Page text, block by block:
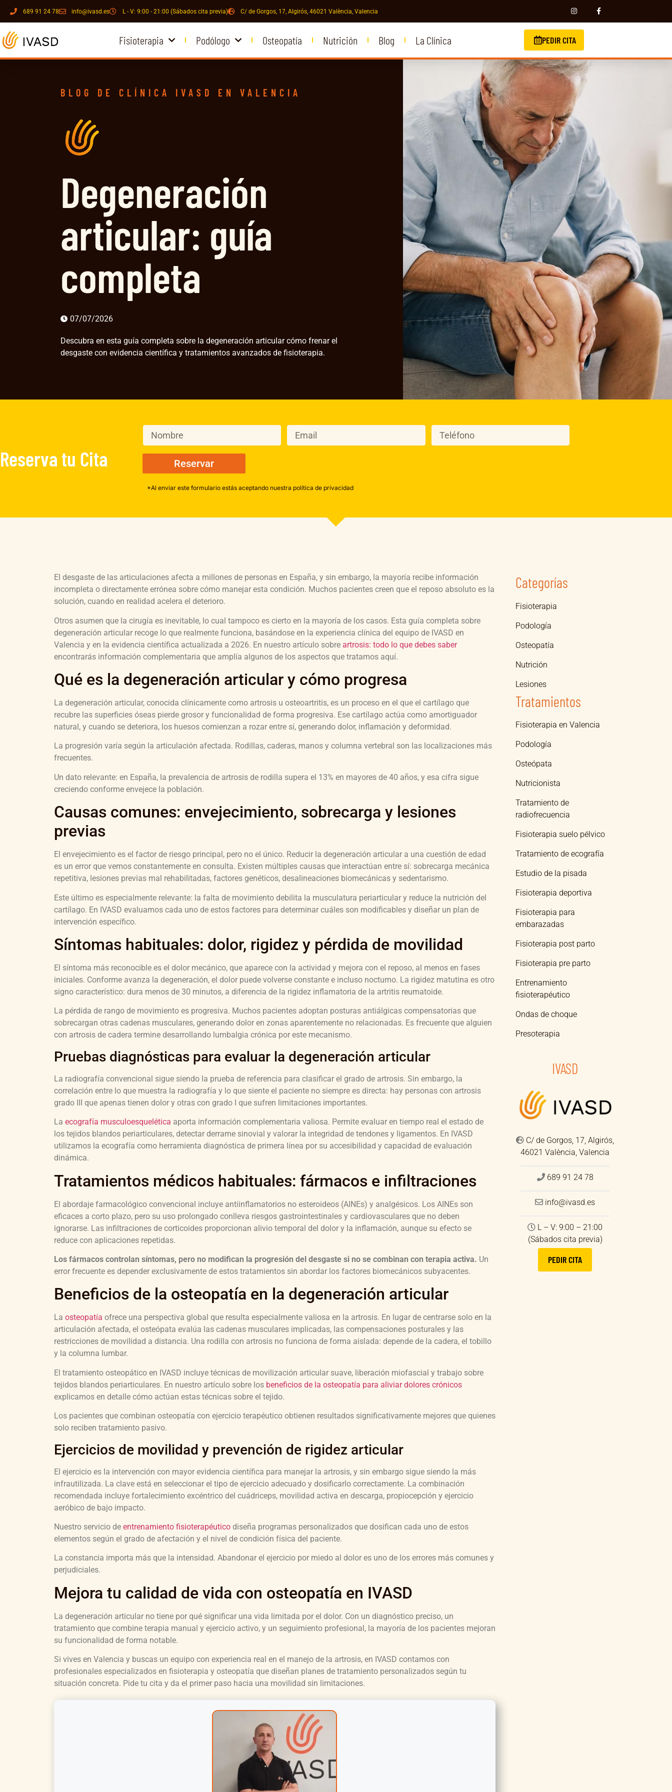
689 91 24 78 info@ivasd.es L - V: 9:00 - 21:00 (Sábados cita previa) C/ de Gorgos, 17, Algirós, 46021 València, Valencia
Fisioterapia Podólogo Osteopatía Nutrición Blog La Clínica PEDIR CITA
BLOG DE CLÍNICA IVASD EN VALENCIA
Degeneración
articular: guía
completa
07/07/2026
Descubra en esta guía completa sobre la degeneración articular cómo frenar el
desgaste con evidencia científica y tratamientos avanzados de fisioterapia.
Reserva tu Cita Reservar
*Al enviar este formulario estás aceptando nuestra política de privacidad
El desgaste de las articulaciones afecta a millones de personas en España, y sin embargo, la mayoría recibe información
incompleta o directamente errónea sobre cómo manejar esta condición. Muchos pacientes creen que el reposo absoluto es la
solución, cuando en realidad acelera el deterioro.
Otros asumen que la cirugía es inevitable, lo cual tampoco es cierto en la mayoría de los casos. Esta guía completa sobre
degeneración articular recoge lo que realmente funciona, basándose en la experiencia clínica del equipo de IVASD en
Valencia y en la evidencia científica actualizada a 2026. En nuestro artículo sobre artrosis: todo lo que debes saber
encontrarás información complementaria que amplía algunos de los aspectos que tratamos aquí.
Qué es la degeneración articular y cómo progresa
La degeneración articular, conocida clínicamente como artrosis u osteoartritis, es un proceso en el que el cartílago que
recubre las superficies óseas pierde grosor y funcionalidad de forma progresiva. Ese cartílago actúa como amortiguador
natural, y cuando se deteriora, los huesos comienzan a rozar entre sí, generando dolor, inflamación y deformidad.
La progresión varía según la articulación afectada. Rodillas, caderas, manos y columna vertebral son las localizaciones más
frecuentes.
Un dato relevante: en España, la prevalencia de artrosis de rodilla supera el 13% en mayores de 40 años, y esa cifra sigue
creciendo conforme envejece la población.
Causas comunes: envejecimiento, sobrecarga y lesiones
previas
El envejecimiento es el factor de riesgo principal, pero no el único. Reducir la degeneración articular a una cuestión de edad
es un error que vemos constantemente en consulta. Existen múltiples causas que interactúan entre sí: sobrecarga mecánica
repetitiva, lesiones previas mal rehabilitadas, factores genéticos, desalineaciones biomecánicas y sedentarismo.
Este último es especialmente relevante: la falta de movimiento debilita la musculatura periarticular y reduce la nutrición del
cartílago. En IVASD evaluamos cada uno de estos factores para determinar cuáles son modificables y diseñar un plan de
intervención específico.
Síntomas habituales: dolor, rigidez y pérdida de movilidad
El síntoma más reconocible es el dolor mecánico, que aparece con la actividad y mejora con el reposo, al menos en fases
iniciales. Conforme avanza la degeneración, el dolor puede volverse constante e incluso nocturno. La rigidez matutina es otro
signo característico: dura menos de 30 minutos, a diferencia de la rigidez inflamatoria de la artritis reumatoide.
La pérdida de rango de movimiento es progresiva. Muchos pacientes adoptan posturas antiálgicas compensatorias que
sobrecargan otras cadenas musculares, generando dolor en zonas aparentemente no relacionadas. Es frecuente que alguien
con artrosis de cadera termine desarrollando lumbalgia crónica por este mecanismo.
Pruebas diagnósticas para evaluar la degeneración articular
La radiografía convencional sigue siendo la prueba de referencia para clasificar el grado de artrosis. Sin embargo, la
correlación entre lo que muestra la radiografía y lo que siente el paciente no siempre es directa: hay personas con artrosis
grado III que apenas tienen dolor y otras con grado I que sufren limitaciones importantes.
La ecografía musculoesquelética aporta información complementaria valiosa. Permite evaluar en tiempo real el estado de
los tejidos blandos periarticulares, detectar derrame sinovial y valorar la integridad de tendones y ligamentos. En IVASD
utilizamos la ecografía como herramienta diagnóstica de primera línea por su accesibilidad y capacidad de evaluación
dinámica.
Tratamientos médicos habituales: fármacos e infiltraciones
El abordaje farmacológico convencional incluye antiinflamatorios no esteroideos (AINEs) y analgésicos. Los AINEs son
eficaces a corto plazo, pero su uso prolongado conlleva riesgos gastrointestinales y cardiovasculares que no deben
ignorarse. Las infiltraciones de corticoides proporcionan alivio temporal del dolor y la inflamación, aunque su efecto se
reduce con aplicaciones repetidas.
Los fármacos controlan síntomas, pero no modifican la progresión del desgaste si no se combinan con terapia activa. Un
error frecuente es depender exclusivamente de estos tratamientos sin abordar los factores biomecánicos subyacentes.
Beneficios de la osteopatía en la degeneración articular
La osteopatía ofrece una perspectiva global que resulta especialmente valiosa en la artrosis. En lugar de centrarse solo en la
articulación afectada, el osteópata evalúa las cadenas musculares implicadas, las compensaciones posturales y las
restricciones de movilidad a distancia. Una rodilla con artrosis no funciona de forma aislada: depende de la cadera, el tobillo
y la columna lumbar.
El tratamiento osteopático en IVASD incluye técnicas de movilización articular suave, liberación miofascial y trabajo sobre
tejidos blandos periarticulares. En nuestro artículo sobre los beneficios de la osteopatía para aliviar dolores crónicos
explicamos en detalle cómo actúan estas técnicas sobre el tejido.
Los pacientes que combinan osteopatía con ejercicio terapéutico obtienen resultados significativamente mejores que quienes
solo reciben tratamiento pasivo.
Ejercicios de movilidad y prevención de rigidez articular
El ejercicio es la intervención con mayor evidencia científica para manejar la artrosis, y sin embargo sigue siendo la más
infrautilizada. La clave está en seleccionar el tipo de ejercicio adecuado y dosificarlo correctamente. La combinación
recomendada incluye fortalecimiento excéntrico del cuádriceps, movilidad activa en descarga, propiocepción y ejercicio
aeróbico de bajo impacto.
Nuestro servicio de entrenamiento fisioterapéuticodiseña programas personalizados que dosifican cada uno de estos
elementos según el grado de afectación y el nivel de condición física del paciente.
La constancia importa más que la intensidad. Abandonar el ejercicio por miedo al dolor es uno de los errores más comunes y
perjudiciales.
Mejora tu calidad de vida con osteopatía en IVASD
La degeneración articular no tiene por qué significar una vida limitada por el dolor. Con un diagnóstico preciso, un
tratamiento que combine terapia manual y ejercicio activo, y un seguimiento profesional, la mayoría de los pacientes mejoran
su funcionalidad de forma notable.
Si vives en Valencia y buscas un equipo con experiencia real en el manejo de la artrosis, en IVASD contamos con
profesionales especializados en fisioterapia y osteopatía que diseñan planes de tratamiento personalizados según tu
situación concreta. Pide tu cita y da el primer paso hacia una movilidad sin limitaciones.
Categorías
Fisioterapia
Podología
Osteopatía
Nutrición
Lesiones
Tratamientos
Fisioterapia en Valencia
Podología
Osteópata
Nutricionista
Tratamiento de
radiofrecuencia
Fisioterapia suelo pélvico
Tratamiento de ecografía
Estudio de la pisada
Fisioterapia deportiva
Fisioterapia para
embarazadas
Fisioterapia post parto
Fisioterapia pre parto
Entrenamiento
fisioterapéutico
Ondas de choque
Presoterapia
IVASD
C/ de Gorgos, 17, Algirós,
46021 València, Valencia
689 91 24 78
info@ivasd.es
L – V: 9:00 – 21:00
(Sábados cita previa)
PEDIR CITA